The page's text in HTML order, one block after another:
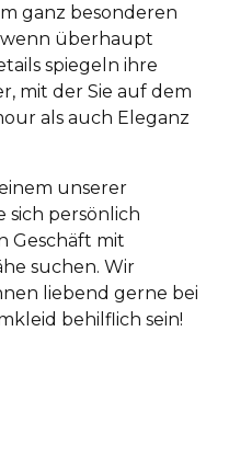
ganz besonderen
überhaupt
spiegeln ihre
mit der Sie auf dem
als auch Eleganz
unserer
sich persönlich
Geschäft mit
suchen. Wir
liebend gerne bei
behilflich sein!